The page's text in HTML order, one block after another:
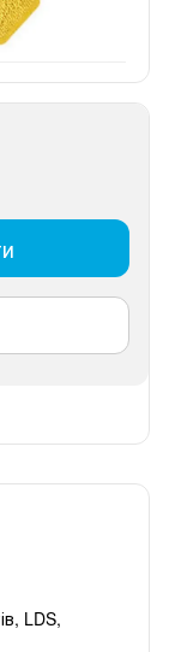
LDS,